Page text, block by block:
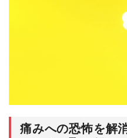
痛みへの恐怖を解